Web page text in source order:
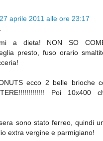
27 aprile 2011 alle ore 23:17
a dieta! NON SO
presto, fuso orario
ecco 2 belle brioche
Poi 10x400
sono stato ferreo, quindi
extra vergine e parmigiano!